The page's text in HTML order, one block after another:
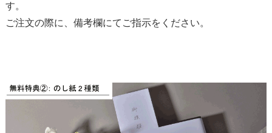
す。
ご注文の際に、備考欄にてご指示をください。